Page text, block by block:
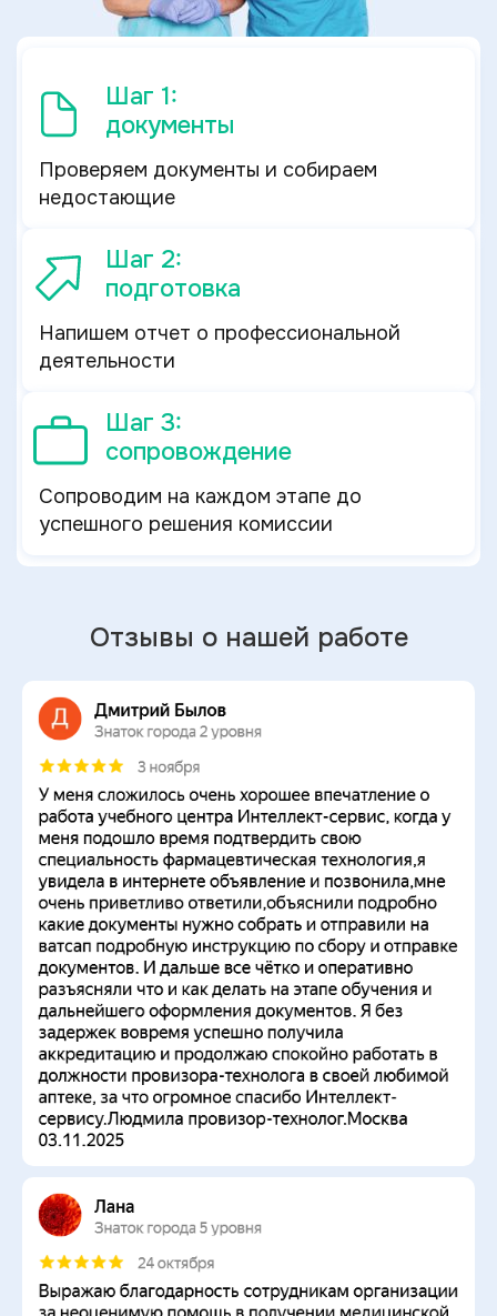
Шаг 1:
документы
Проверяем документы и собираем
недостающие
Шаг 2:
подготовка
Напишем отчет о профессиональной
деятельности
Шаг 3:
сопровождение
Сопроводим на каждом этапе до
успешного решения комиссии
Отзывы о нашей работе